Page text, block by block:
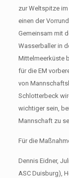
zur Weltspitze
einen der
Gemeinsam mit
Wasserballer in
Mittelmeerküste
für die EM
von
Schlotterbeck
wichtiger sein,
Mannschaft zu
Für die
Dennis Eidner,
ASC Duisburg),